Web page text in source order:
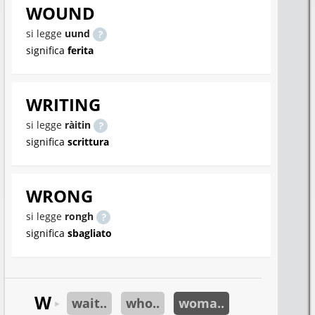
WOUND
si legge uund
significa ferita
WRITING
si legge ràitin
significa scrittura
WRONG
si legge rongh
significa sbagliato
W ► wait.. who.. woma..